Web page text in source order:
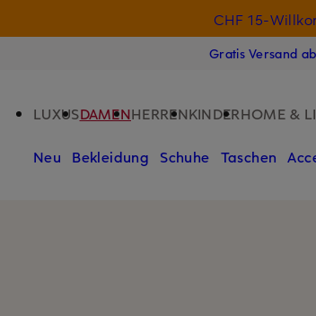
CHF 15-
Gratis Versand
LUXUSDAMENHERRENKINDERHOME &
Neu Bekleidung Schuhe Taschen